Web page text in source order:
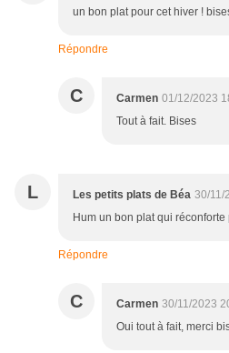
un bon plat pour cet hiver !
Répondre
C Carmen 01/12/2023
Tout à fait. Bises
L Les petits plats de Béa 30/11/
Hum un bon plat qui
Répondre
C Carmen 30/11/2023
Oui tout à fait, merci